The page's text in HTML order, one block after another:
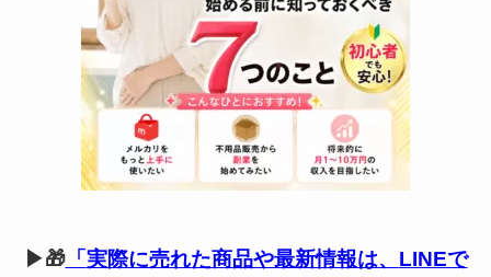
▶🎁「 実際に売れた商品や最新情報は、 LINEで